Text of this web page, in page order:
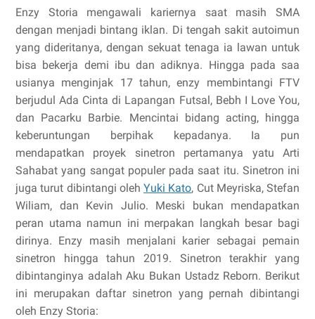
Enzy Storia mengawali kariernya saat masih SMA
dengan menjadi bintang iklan. Di tengah sakit autoimun
yang dideritanya, dengan sekuat tenaga ia lawan untuk
bisa bekerja demi ibu dan adiknya. Hingga pada saa
usianya menginjak 17 tahun, enzy membintangi FTV
berjudul Ada Cinta di Lapangan Futsal, Bebh I Love You,
dan Pacarku Barbie. Mencintai bidang acting, hingga
keberuntungan berpihak kepadanya. Ia pun
mendapatkan proyek sinetron pertamanya yatu Arti
Sahabat yang sangat populer pada saat itu. Sinetron ini
juga turut dibintangi oleh Yuki Kato, Cut Meyriska, Stefan
Wiliam, dan Kevin Julio. Meski bukan mendapatkan
peran utama namun ini merpakan langkah besar bagi
dirinya. Enzy masih menjalani karier sebagai pemain
sinetron hingga tahun 2019. Sinetron terakhir yang
dibintanginya adalah Aku Bukan Ustadz Reborn. Berikut
ini merupakan daftar sinetron yang pernah dibintangi
oleh Enzy Storia: